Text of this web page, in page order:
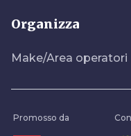
Organizza
Make/Area operatori
Promosso da